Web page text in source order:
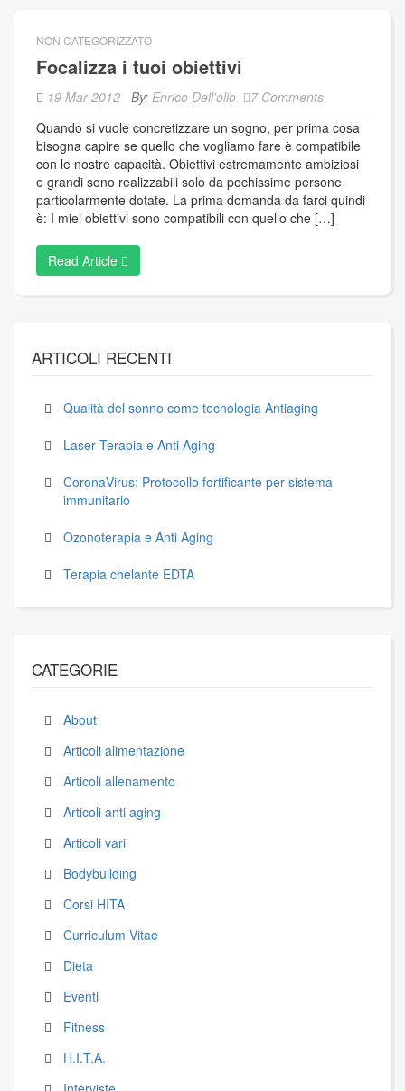
NON CATEGORIZZATO
Focalizza i tuoi obiettivi
19 Mar 2012 By: Enrico Dell'olio
7 Comments
Quando si vuole concretizzare un sogno, per prima cosa
bisogna capire se quello che vogliamo fare è compatibile
con le nostre capacità. Obiettivi estremamente ambiziosi
e grandi sono realizzabili solo da pochissime persone
particolarmente dotate. La prima domanda da farci quindi
è: I miei obiettivi sono compatibili con quello che […]
Read Article
ARTICOLI RECENTI
Qualità del sonno come tecnologia Antiaging
Laser Terapia e Anti Aging
CoronaVirus: Protocollo fortificante per sistema
immunitario
Ozonoterapia e Anti Aging
Terapia chelante EDTA
CATEGORIE
About
Articoli alimentazione
Articoli allenamento
Articoli anti aging
Articoli vari
Bodybuilding
Corsi HITA
Curriculum Vitae
Dieta
Eventi
Fitness
H.I.T.A.